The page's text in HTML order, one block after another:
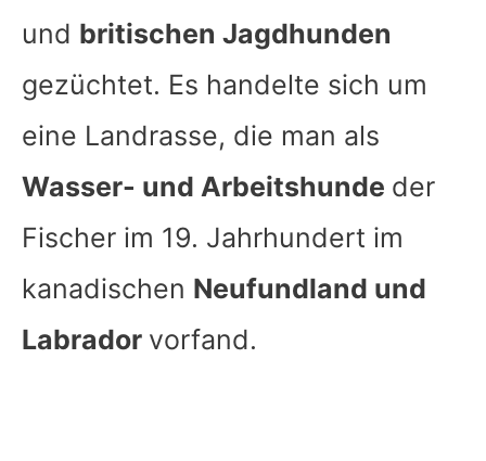
und britischen Jagdhunden
gezüchtet. Es handelte sich um
eine Landrasse, die man als
Wasser- und Arbeitshunde der
Fischer im 19. Jahrhundert im
kanadischen Neufundland und
Labrador vorfand.